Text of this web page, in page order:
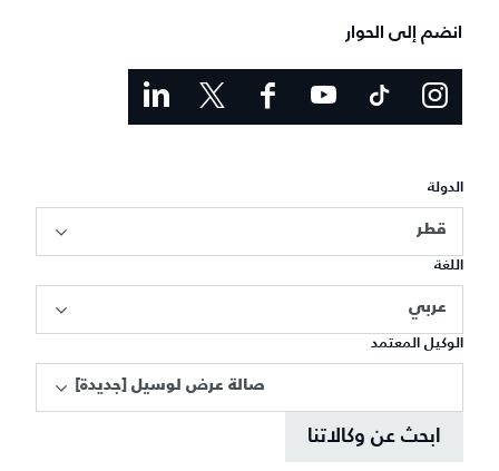
انضم إلى الحوار
الدولة
قطر
اللغة
عربي
الوكيل المعتمد
[صالة عرض لوسيل [جديدة
ابحث عن وكالاتنا